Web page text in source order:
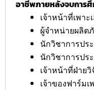
อาชีพภายหลังจบการ
เจ้าหน้าที่เพาะ
ผู้จำหน่ายผลิต
นักวิชาการปร
นักวิชาการปร
เจ้าหน้าที่ฝ่า
เจ้าของฟาร์มเ